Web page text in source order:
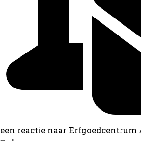
een reactie naar